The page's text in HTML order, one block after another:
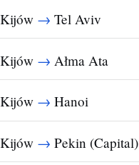
Kijów → Tel Aviv
Kijów → Ałma Ata
Kijów → Hanoi
Kijów → Pekin (Capital)